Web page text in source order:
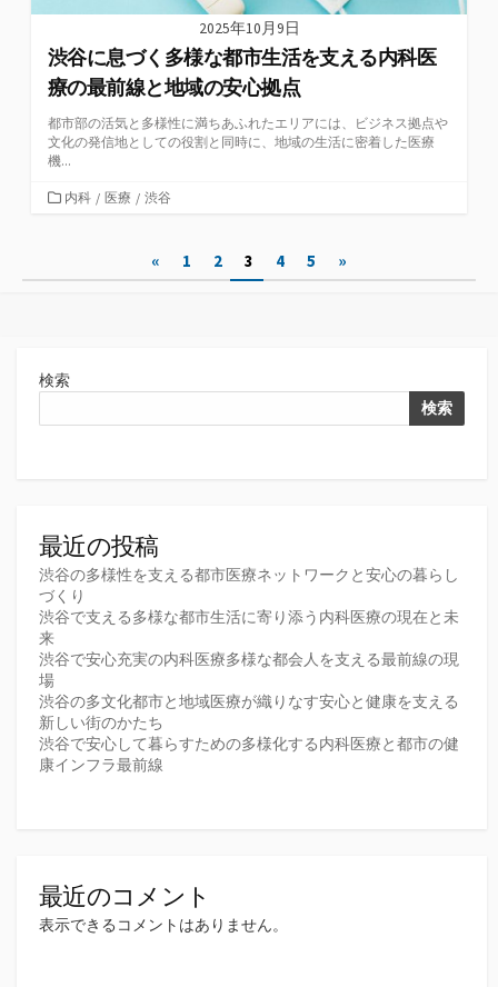
2025年10月9日
渋谷に息づく多様な都市生活を支える内科医
療の最前線と地域の安心拠点
都市部の活気と多様性に満ちあふれたエリアには、ビジネス拠点や
文化の発信地としての役割と同時に、地域の生活に密着した医療
機...
カ
ー
内科 / 医療 / 渋谷
ペ
り
« 1 2 3 4 5 »
検索
検索
最近の投稿
渋谷の多様性を支える都市医療ネットワークと安心の暮らし
づくり
渋谷で支える多様な都市生活に寄り添う内科医療の現在と未
来
渋谷で安心充実の内科医療多様な都会人を支える最前線の現
場
渋谷の多文化都市と地域医療が織りなす安心と健康を支える
新しい街のかたち
渋谷で安心して暮らすための多様化する内科医療と都市の健
康インフラ最前線
最近のコメント
表示できるコメントはありません。